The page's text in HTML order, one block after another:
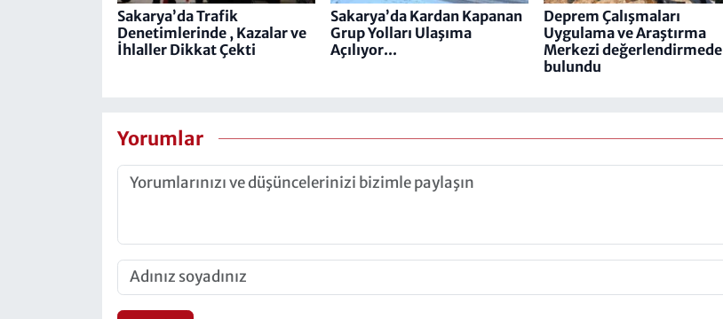
Sakarya’da Trafik
Denetimlerinde , Kazalar ve
İhlaller Dikkat Çekti
Sakarya’da Kardan Kapanan
Grup Yolları Ulaşıma
Açılıyor...
Deprem Çalışmaları
Uygulama ve Araştırma
Merkezi değerlendirmede
bulundu
Yorumlar